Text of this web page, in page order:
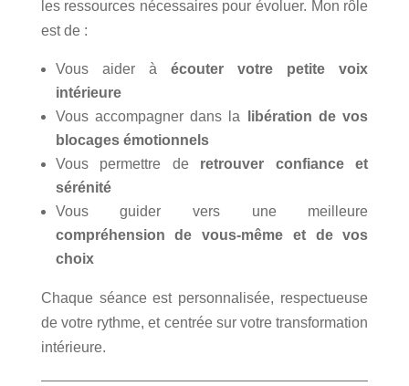
les ressources nécessaires pour évoluer. Mon rôle
est de :
Vous aider à écouter votre petite voix
intérieure
Vous accompagner dans la
libération de vos
blocages émotionnels
Vous permettre de retrouver confiance et
sérénité
Vous guider vers une meilleure
compréhension de vous-même et de vos
choix
Chaque séance est personnalisée, respectueuse
de votre rythme, et centrée sur votre transformation
intérieure.